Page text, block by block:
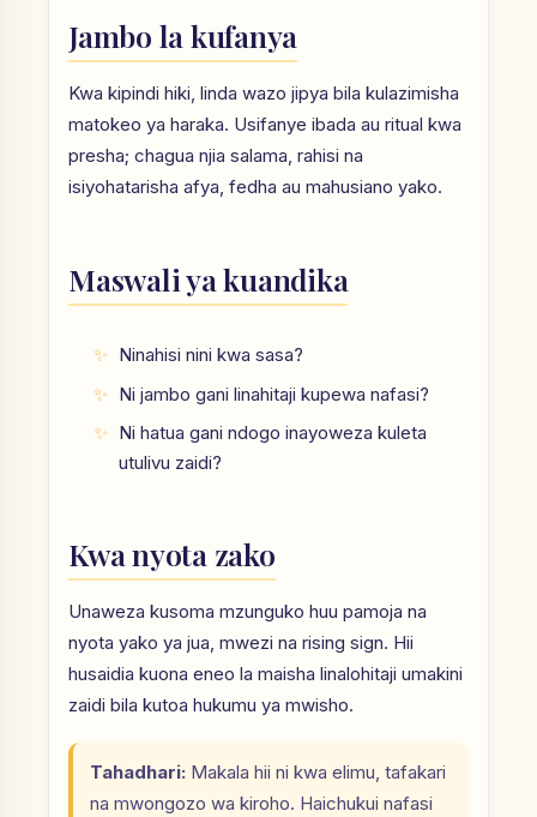
Jambo la kufanya
Kwa kipindi hiki, linda wazo jipya bila kulazimisha
matokeo ya haraka. Usifanye ibada au ritual kwa
presha; chagua njia salama, rahisi na
isiyohatarisha afya, fedha au mahusiano yako.
Maswali ya kuandika
Ninahisi nini kwa sasa?
Ni jambo gani linahitaji kupewa nafasi?
Ni hatua gani ndogo inayoweza kuleta
utulivu zaidi?
Kwa nyota zako
Unaweza kusoma mzunguko huu pamoja na
nyota yako ya jua, mwezi na rising sign. Hii
husaidia kuona eneo la maisha linalohitaji umakini
zaidi bila kutoa hukumu ya mwisho.
Tahadhari: Makala hii ni kwa elimu, tafakari
na mwongozo wa kiroho. Haichukui nafasi